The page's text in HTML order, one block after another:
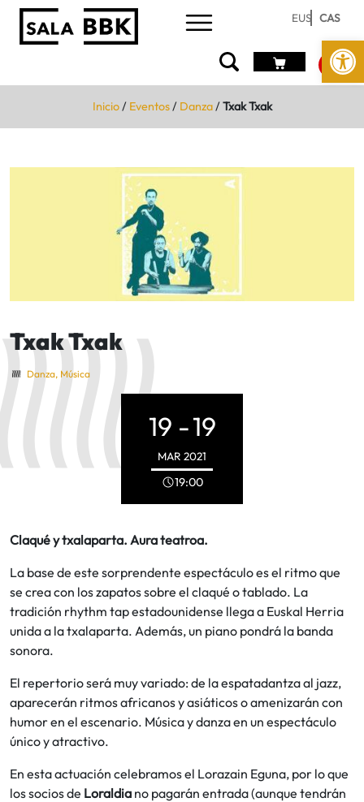
Abrir
EUS CAS
Inicio/ Eventos/ Danza/Txak Txak
Txak Txak
Danza, Música
19 -19
MAR 2021
19:00
Claqué y txalaparta. Aura teatroa.
La base de este sorprendente espectáculo es el ritmo que
se crea con los zapatos sobre el claqué o tablado. La
tradición rhythm tap estadounidense llega a Euskal Herria
unida a la txalaparta. Además, un piano pondrá la banda
sonora.
El repertorio será muy variado: de la espatadantza al jazz,
aparecerán ritmos africanos y asiáticos o amenizarán con
humor en el escenario. Música y danza en un espectáculo
único y atractivo.
En esta actuación celebramos el Lorazain Eguna, por lo que
los socios de Loraldia no pagarán entrada (aunque tendrán